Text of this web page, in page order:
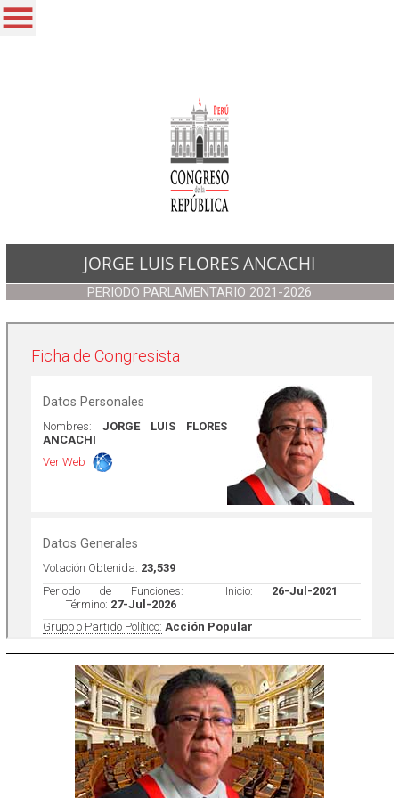
/*
JORGE LUIS FLORES ANCACHI
PERIODO PARLAMENTARIO 2021-2026